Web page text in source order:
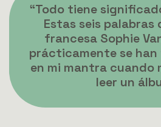
“Todo tiene
Estas seis palabras
francesa Sophie
prácticamente se
en mi mantra cuando
leer un